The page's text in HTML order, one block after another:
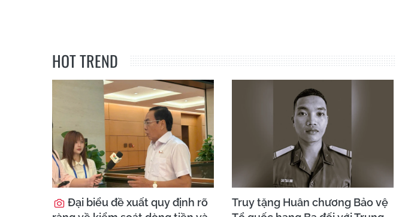
HOT TREND
Đại biểu đề xuất quy định rõ
Truy tặng Huân chương Bảo vệ